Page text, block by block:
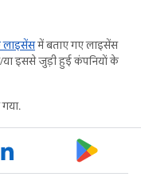
लाइसेंसमें बताए गए लाइसेंस
इससे जुड़ी हुई कंपनियों के